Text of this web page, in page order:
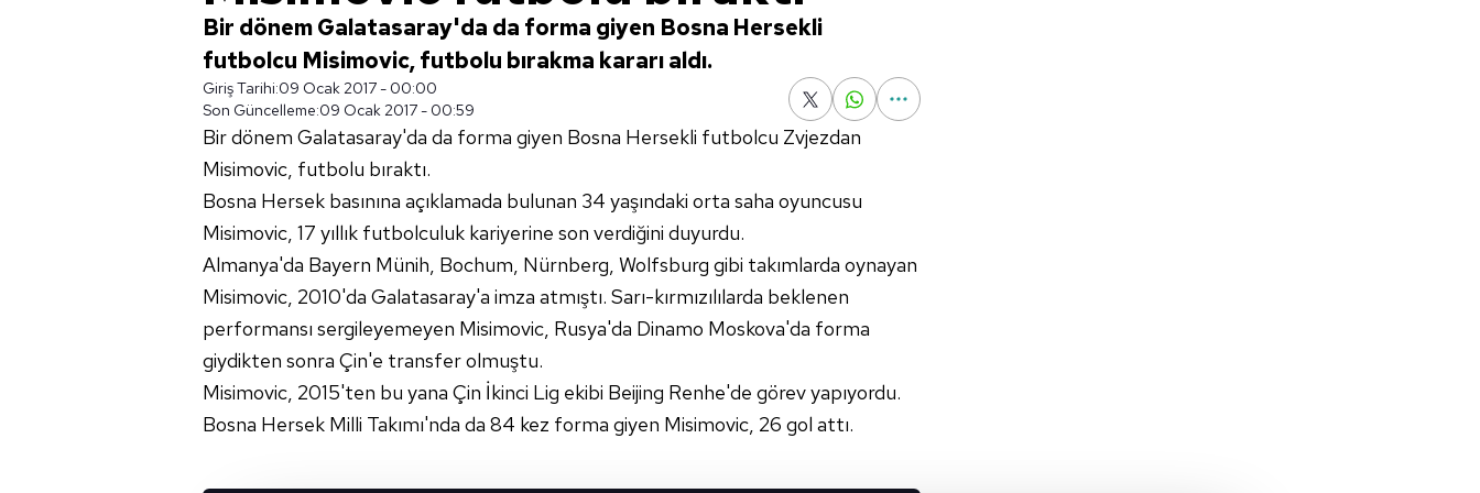
Bir dönem Galatasaray'da da forma giyen Bosna Hersekli
futbolcu Misimovic, futbolu bırakma kararı aldı.
Giriş Tarihi:09 Ocak 2017 - 00:00
Son Güncelleme:09 Ocak 2017 - 00:59
Bir dönem Galatasaray'da da forma giyen Bosna Hersekli futbolcu Zvjezdan
Misimovic, futbolu bıraktı.
Bosna Hersek basınına açıklamada bulunan 34 yaşındaki orta saha oyuncusu
Misimovic, 17 yıllık futbolculuk kariyerine son verdiğini duyurdu.
Almanya'da Bayern Münih, Bochum, Nürnberg, Wolfsburg gibi takımlarda oynayan
Misimovic, 2010'da Galatasaray'a imza atmıştı. Sarı-kırmızılılarda beklenen
performansı sergileyemeyen Misimovic, Rusya'da Dinamo Moskova'da forma
giydikten sonra Çin'e transfer olmuştu.
Misimovic, 2015'ten bu yana Çin İkinci Lig ekibi Beijing Renhe'de görev yapıyordu.
Bosna Hersek Milli Takımı'nda da 84 kez forma giyen Misimovic, 26 gol attı.